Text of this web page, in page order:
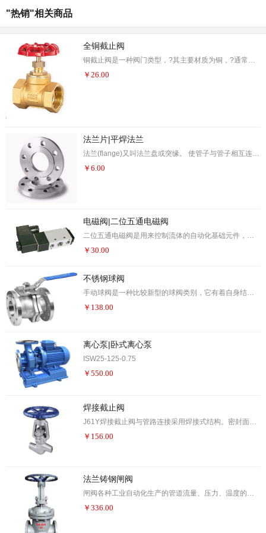
"热销"相关商品
全铜截止阀
铜截止阀是一种阀门类型，?其主要材质为铜，?通常用于需要耐腐蚀或特殊工作环境的场合。?铜截止阀的设计和制造遵循一系列国家标准，?确保其性能和安全性
￥ 26.00
法兰片|平焊法兰
法兰(flange)又叫法兰盘或突缘。 使管子与管子相互连接的零件，连接于管端。法兰上有孔眼，螺栓使两法兰紧连。法兰间用衬垫密封。法兰是一种盘状零件，在管道工程中最为常见，法兰都是成对使用的。 在管道工程中，法兰主要用于管道的连接。在需要 连接两个管道的端头处，各安装一片法兰盘，低压管道可以使用丝接法兰，4公斤以上压力的使用焊接法兰。两片法兰盘之间加上密封垫，然后用螺栓紧固。 不同压力的法兰有不同的厚度和使用不同的螺栓。
￥ 6.00
电磁阀|二位五通电磁阀
二位五通电磁阀是用来控制流体的自动化基础元件，属于执行器；并不限于液压，气动。电磁阀用于控制液压流动方向，工厂的机械装置一般都由液压缸控制，所以就会用到电磁阀。 电磁阀的工作原理，电磁阀里有密闭的腔，在的不同位置开有通孔，每个孔都通向不同的油管，腔中间是阀，两面是两块电磁铁，哪面的磁铁线圈通电阀体就会被吸引到哪边，通过控制阀体的移动来档住或漏出不同的排油的孔，而进油孔是常开的，液压油就会进入不同的排油管，然后通过油的压力来推动油缸的活塞，活塞又带动活塞杆，活塞杆带动机械装置运动。这样通过控制电磁
￥ 30.00
不锈钢球阀
手动球阀是一种比较新型的球阀类别，它有着自身结构所独有的一些优越性，如开关无摩擦，密封不易磨损，启闭力矩小。这样可减小所配执行器的规格。配以多回转电动执行机构，可实现对介质的调节和严密切断。广泛适用于石油、化工、城市给排水等要求严格切断的工况。 手动球阀在管路中主要用来做切断、分配和改变介质的流动方向。球阀是近年来被广泛采用的一种新型阀门
￥ 138.00
离心泵|卧式离心泵
ISW25-125-0.75
￥ 550.00
焊接截止阀
J61Y焊接截止阀与管路连接采用焊接式结构。密封面不易磨损、擦伤、密封性能好、寿命长。结构 紧凑、启闭性好、高度小、维修方便。适用于水、蒸油品管路上，具有耐高温、耐高压的特点
￥ 156.00
法兰铸钢闸阀
￥ 336.00